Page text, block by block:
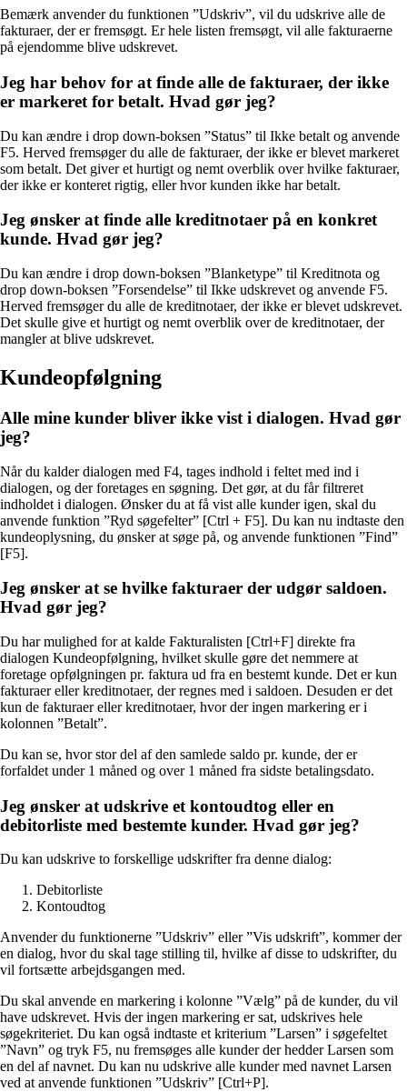
Bemærk anvender du funktionen ”Udskriv”, vil du udskrive alle de
fakturaer, der er fremsøgt. Er hele listen fremsøgt, vil alle fakturaerne
på ejendomme blive udskrevet.
Jeg har behov for at finde alle de fakturaer, der ikke
er markeret for betalt. Hvad gør jeg?
Du kan ændre i drop down-boksen ”Status” til Ikke betalt og anvende
F5. Herved fremsøger du alle de fakturaer, der ikke er blevet markeret
som betalt. Det giver et hurtigt og nemt overblik over hvilke fakturaer,
der ikke er konteret rigtig, eller hvor kunden ikke har betalt.
Jeg ønsker at finde alle kreditnotaer på en konkret
kunde. Hvad gør jeg?
Du kan ændre i drop down-boksen ”Blanketype” til Kreditnota og
drop down-boksen ”Forsendelse” til Ikke udskrevet og anvende F5.
Herved fremsøger du alle de kreditnotaer, der ikke er blevet udskrevet.
Det skulle give et hurtigt og nemt overblik over de kreditnotaer, der
mangler at blive udskrevet.
Kundeopfølgning
Alle mine kunder bliver ikke vist i dialogen. Hvad gør
jeg?
Når du kalder dialogen med F4, tages indhold i feltet med ind i
dialogen, og der foretages en søgning. Det gør, at du får filtreret
indholdet i dialogen. Ønsker du at få vist alle kunder igen, skal du
anvende funktion ”Ryd søgefelter” [Ctrl + F5]. Du kan nu indtaste den
kundeoplysning, du ønsker at søge på, og anvende funktionen ”Find”
[F5].
Jeg ønsker at se hvilke fakturaer der udgør saldoen.
Hvad gør jeg?
Du har mulighed for at kalde Fakturalisten [Ctrl+F] direkte fra
dialogen Kundeopfølgning, hvilket skulle gøre det nemmere at
foretage opfølgningen pr. faktura ud fra en bestemt kunde. Det er kun
fakturaer eller kreditnotaer, der regnes med i saldoen. Desuden er det
kun de fakturaer eller kreditnotaer, hvor der ingen markering er i
kolonnen ”Betalt”.
Du kan se, hvor stor del af den samlede saldo pr. kunde, der er
forfaldet under 1 måned og over 1 måned fra sidste betalingsdato.
Jeg ønsker at udskrive et kontoudtog eller en
debitorliste med bestemte kunder. Hvad gør jeg?
Du kan udskrive to forskellige udskrifter fra denne dialog:
Debitorliste
Kontoudtog
Anvender du funktionerne ”Udskriv” eller ”Vis udskrift”, kommer der
en dialog, hvor du skal tage stilling til, hvilke af disse to udskrifter, du
vil fortsætte arbejdsgangen med.
Du skal anvende en markering i kolonne ”Vælg” på de kunder, du vil
have udskrevet. Hvis der ingen markering er sat, udskrives hele
søgekriteriet. Du kan også indtaste et kriterium ”Larsen” i søgefeltet
”Navn” og tryk F5, nu fremsøges alle kunder der hedder Larsen som
en del af navnet. Du kan nu udskrive alle kunder med navnet Larsen
ved at anvende funktionen ”Udskriv” [Ctrl+P].